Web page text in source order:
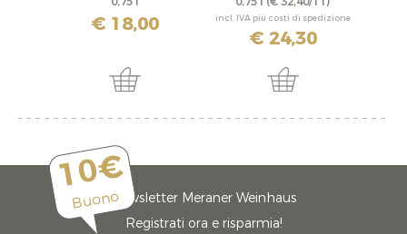
€ 18,00 incl. IVA più costi di spedizione
€ 24,30
10€
BuonoNewsletter Meraner Weinhaus
Registrati ora e risparmia!